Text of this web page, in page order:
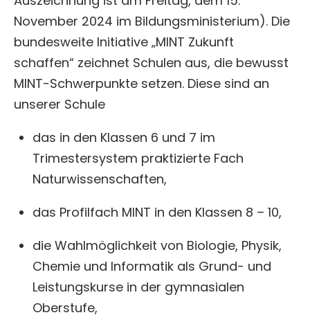
November 2024 im Bildungsministerium). Die
bundesweite Initiative „MINT Zukunft
schaffen“ zeichnet Schulen aus, die bewusst
MINT-Schwerpunkte setzen. Diese sind an
unserer Schule
das in den Klassen 6 und 7 im
Trimestersystem praktizierte Fach
Naturwissenschaften,
das Profilfach MINT in den Klassen 8 – 10,
die Wahlmöglichkeit von Biologie, Physik,
Chemie und Informatik als Grund- und
Leistungskurse in der gymnasialen
Oberstufe,